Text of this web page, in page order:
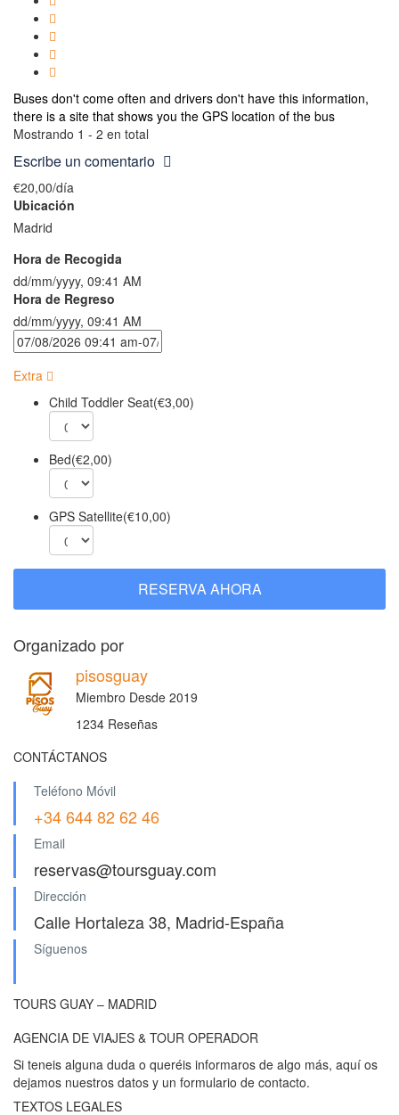
Buses don't come often and drivers don't have this information,
there is a site that shows you the GPS location of the bus
Mostrando 1 - 2 en total
Escribe un comentario
€20,00/día
Ubicación
Madrid
Hora de Recogida
dd/mm/yyyy, 09:41 AM
Hora de Regreso
dd/mm/yyyy, 09:41 AM
Extra
Child Toddler Seat(€3,00)
Bed(€2,00)
GPS Satellite(€10,00)
RESERVA AHORA
Organizado por
pisosguay
Miembro Desde 2019
1234 Reseñas
CONTÁCTANOS
Teléfono Móvil
+34 644 82 62 46
Email
reservas@toursguay.com
Dirección
Calle Hortaleza 38, Madrid-España
Síguenos
TOURS GUAY – MADRID
AGENCIA DE VIAJES & TOUR OPERADOR
Si teneis alguna duda o queréis informaros de algo más, aquí os
dejamos nuestros datos y un formulario de contacto.
TEXTOS LEGALES